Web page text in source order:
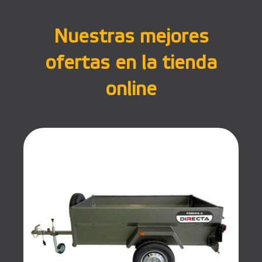
Nuestras mejores
ofertas en la tienda
online